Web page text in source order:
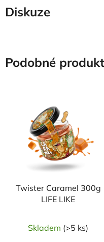
Diskuze
Podobné
Twister Caramel 300g
LIFE LIKE
Skladem (>5 ks)